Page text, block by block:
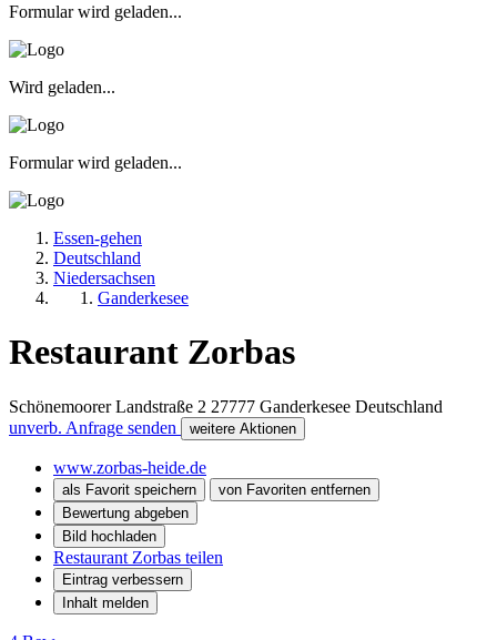
Formular wird geladen...
Wird geladen...
Formular wird geladen...
Essen-gehen
Deutschland
Niedersachsen
Ganderkesee
Restaurant Zorbas
Schönemoorer Landstraße 2 27777 Ganderkesee Deutschland
unverb. Anfrage senden
weitere Aktionen
www.zorbas-heide.de
als Favorit speichern
von Favoriten entfernen
Bewertung abgeben
Bild hochladen
Restaurant Zorbas teilen
Eintrag verbessern
Inhalt melden